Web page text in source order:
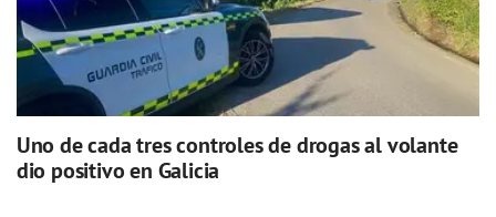
Uno de cada tres controles de drogas al volante
dio positivo en Galicia